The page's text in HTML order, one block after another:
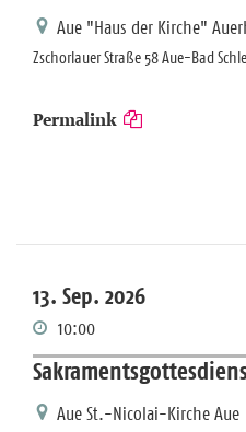
Aue "Haus der Kirche"
Zschorlauer Straße 58 Aue-Bad
Permalink
13. Sep. 2026
10:00
Aue St.-Nicolai-Kirche Aue